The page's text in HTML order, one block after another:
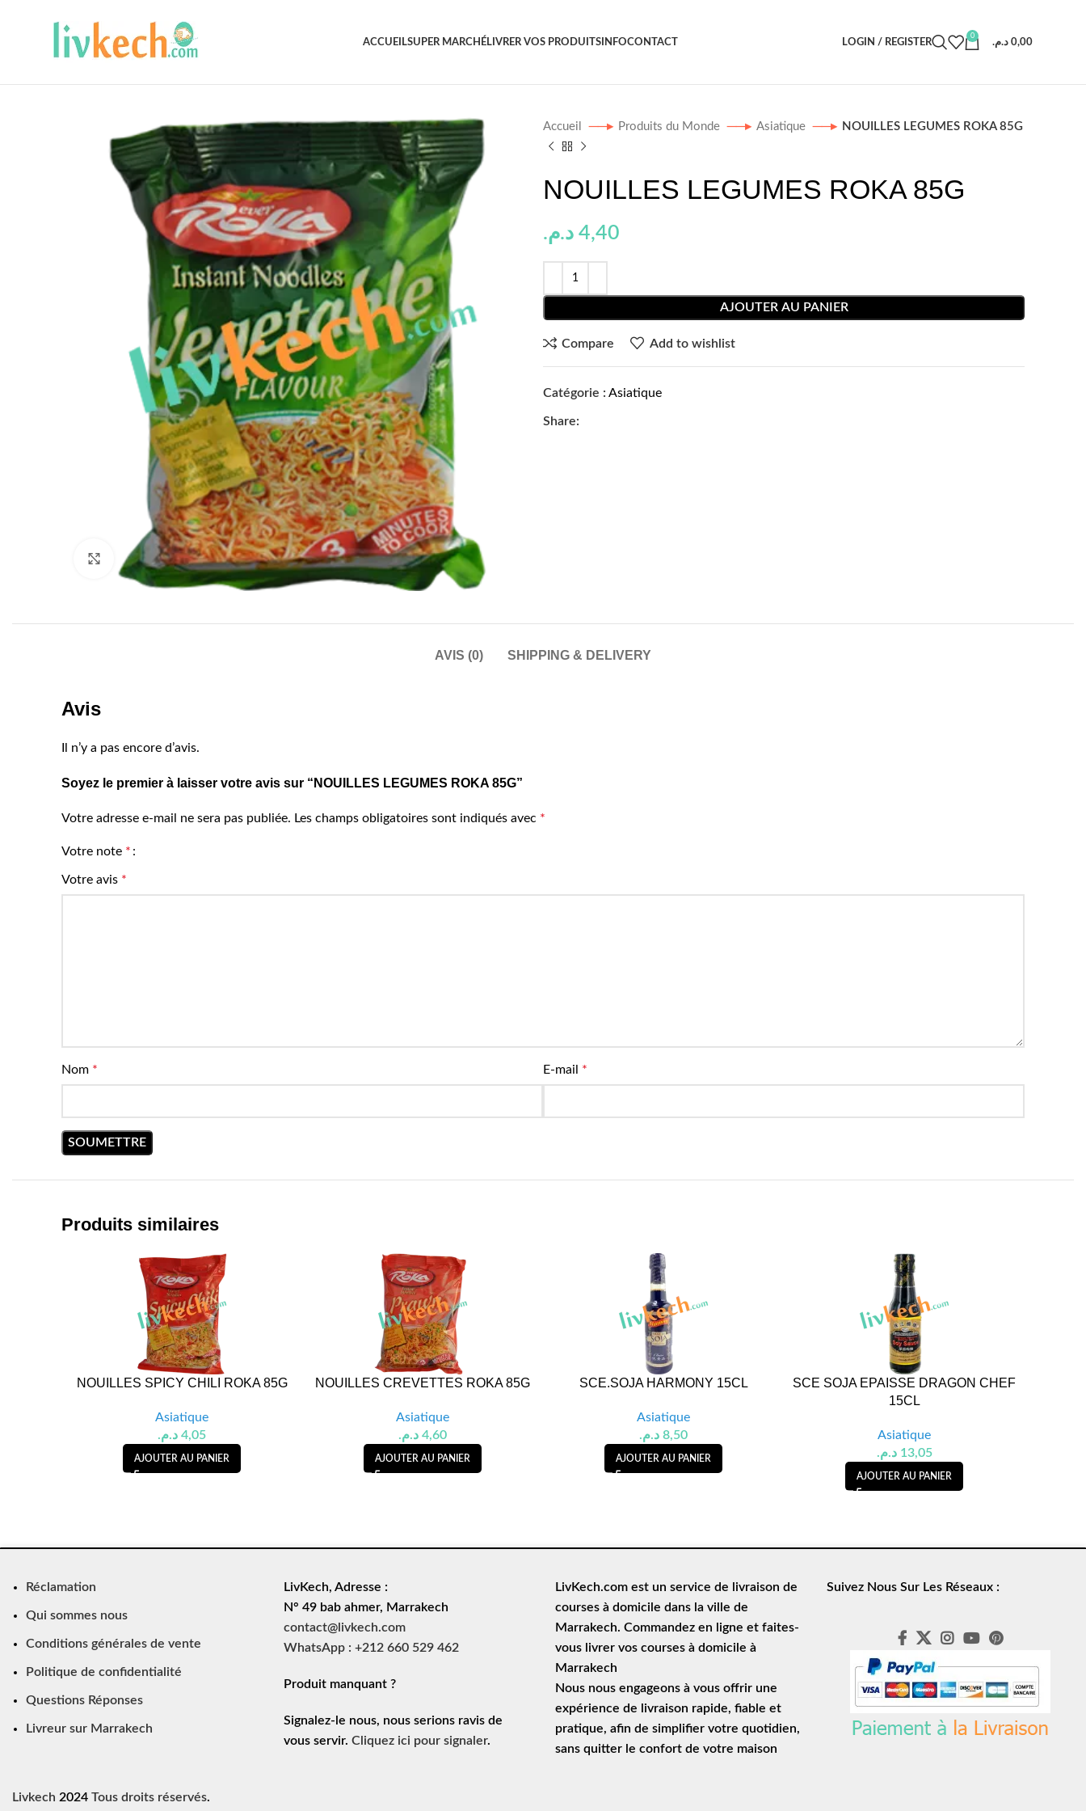
ACCUEILSUPER MARCHÉ LIVRER VOS PRODUITS INFOCONTACT LOGIN / REGISTER
0
0,00 د.م.
Click to enlarge
Accueil Produits du Monde Asiatique NOUILLES LEGUMES ROKA 85G
NOUILLES LEGUMES ROKA 85G
4,40 د.م.
AJOUTER AU PANIER
Compare Add to wishlist
Catégorie : Asiatique
Share:
AVIS (0) SHIPPING & DELIVERY
Avis
Il n’y a pas encore d’avis.
Soyez le premier à laisser votre avis sur “NOUILLES LEGUMES ROKA 85G”
Votre adresse e-mail ne sera pas publiée. Les champs obligatoires sont indiqués avec *
Votre note *
Votre avis *
Nom * E-mail *
Produits similaires
NOUILLES SPICY CHILI ROKA 85G
Asiatique
4,05 د.م.
AJOUTER AU PANIER
NOUILLES CREVETTES ROKA 85G
Asiatique
4,60 د.م.
AJOUTER AU PANIER
SCE.SOJA HARMONY 15CL
Asiatique
8,50 د.م.
AJOUTER AU PANIER
SCE SOJA EPAISSE DRAGON CHEF
15CL
Asiatique
13,05 د.م.
AJOUTER AU PANIER
Réclamation
Qui sommes nous
Conditions générales de vente
Politique de confidentialité
Questions Réponses
Livreur sur Marrakech
LivKech, Adresse :
N° 49 bab ahmer, Marrakech
contact@livkech.com
WhatsApp : +212 660 529 462
Produit manquant ?
Signalez-le nous, nous serions ravis de
vous servir. Cliquez ici pour signaler.
LivKech.com est un service de
livraison de
courses à domicile dans la ville de
Marrakech. Commandez en ligne et faites-
vous livrer vos courses à domicile à
Marrakech
Nous nous engageons à vous offrir une
expérience de
livraison rapide, fiable et
pratique, afin de simplifier votre quotidien,
sans quitter le confort de votre maison
Suivez Nous Sur Les Réseaux :
Livkech 2024Tous droits réservés.